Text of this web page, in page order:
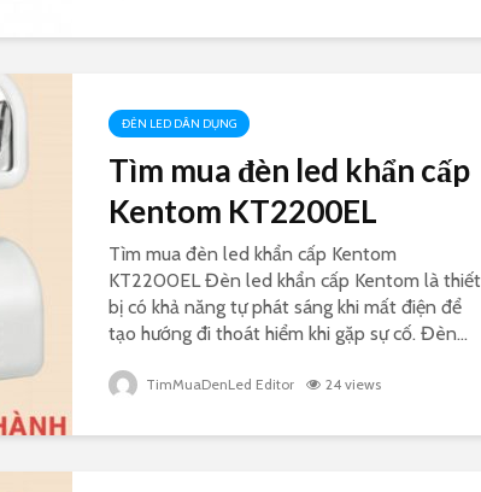
ĐÈN LED DÂN DỤNG
Tìm mua đèn led khẩn cấp
Kentom KT2200EL
Tìm mua đèn led khẩn cấp Kentom
KT2200EL Đèn led khẩn cấp Kentom là thiết
bị có khả năng tự phát sáng khi mất điện để
tạo hướng đi thoát hiểm khi gặp sự cố. Đèn...
TimMuaDenLed Editor 24 views